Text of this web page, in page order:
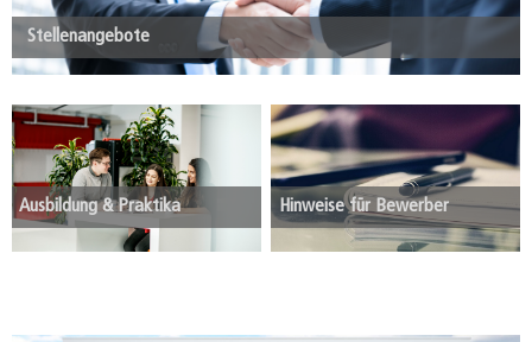
Stellenangebote
Ausbildung & Praktika Hinweise für Bewerber